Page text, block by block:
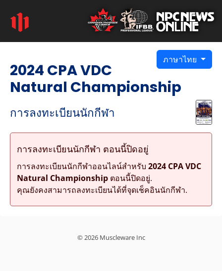
ภาษาไทย
2024 CPA VDC
Natural Championship
การลงทะเบียนนักกีฬา
การลงทะเบียนนักกีฬา ตอนนี้ปิดอยู่
การลงทะเบียนนักกีฬาออนไลน์สำหรับ 2024 CPA VDC
Natural Championshipตอนนี้ปิดอยู่.
คุณยังคงสามารถลงทะเบียนได้ที่จุดเช็คอินนักกีฬา.
© 2026 Muscleware Inc